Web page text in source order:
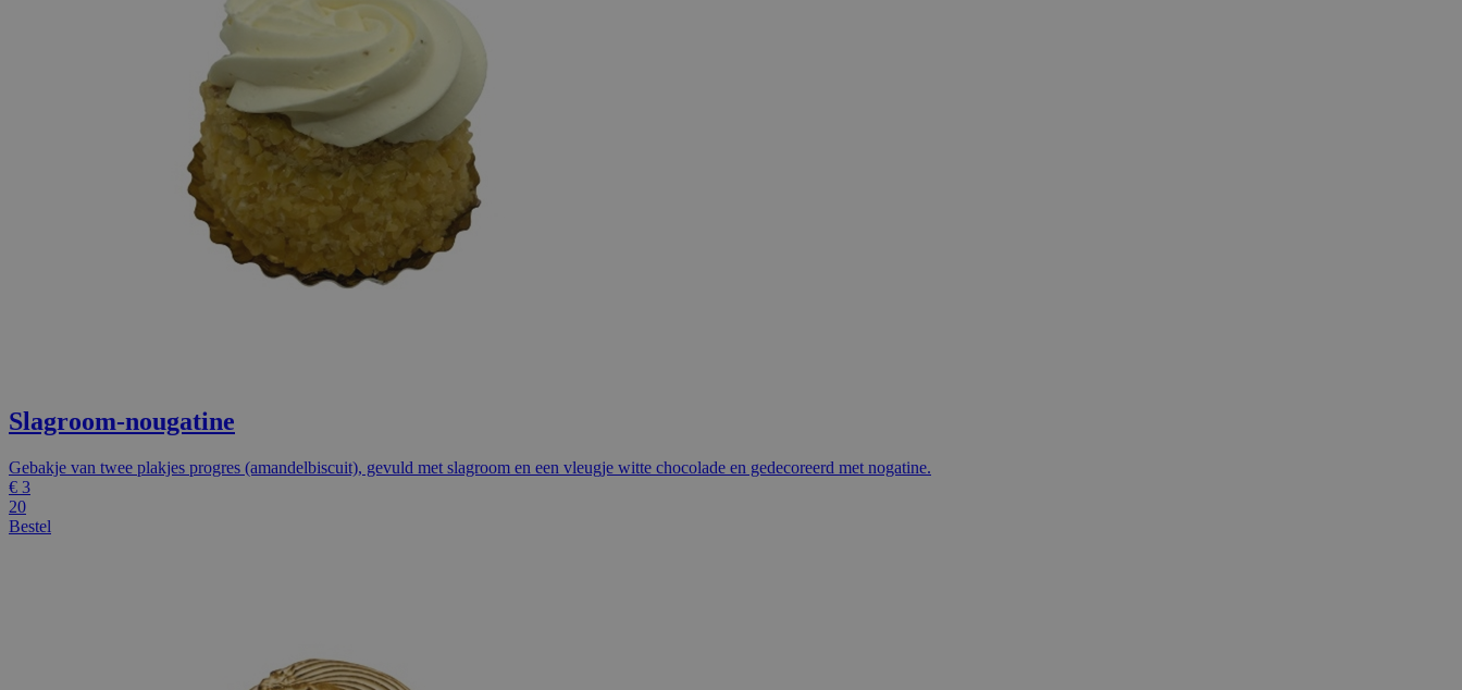
Slagroom-nougatine
Gebakje van twee plakjes progres (amandelbiscuit), gevuld met slagroom en een vleugje witte chocolade en gedecoreerd met nogatine.
€ 3
20
Bestel